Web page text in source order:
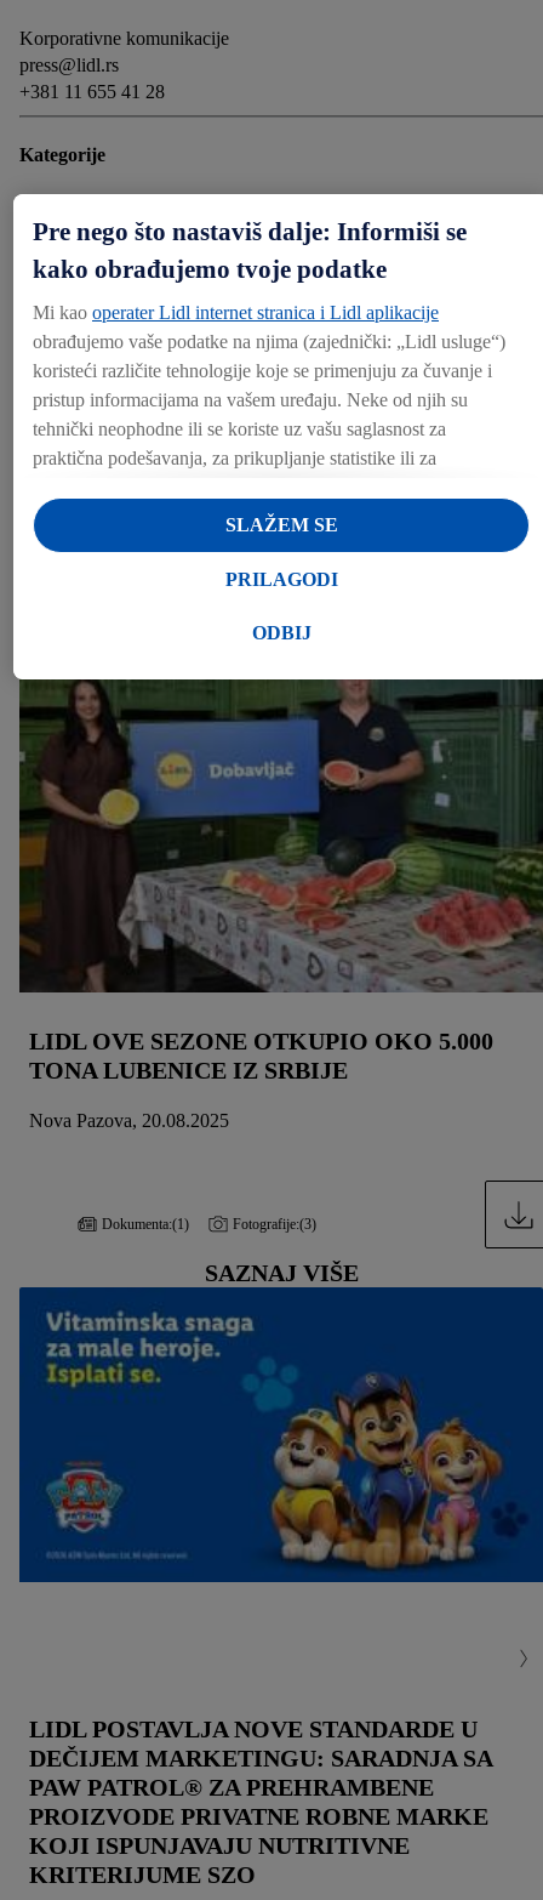
Korporativne komunikacije
press@lidl.rs
+381 11 655 41 28
Kategorije
Preuzmi
PREUZMI (17.48 MB)
Podeli
DRUGI MEDIJI
Press materijali (1)
LIDL OVE SEZONE OTKUPIO OKO 5.000
TONA LUBENICE IZ SRBIJE
Nova Pazova, 20.08.2025
Dokumenta:(1) Fotografije:(3)
SAZNAJ VIŠE
LIDL POSTAVLJA NOVE STANDARDE U
DEČIJEM MARKETINGU: SARADNJA SA
PAW PATROL® ZA PREHRAMBENE
PROIZVODE PRIVATNE ROBNE MARKE
KOJI ISPUNJAVAJU NUTRITIVNE
KRITERIJUME SZO
Pre nego što nastaviš dalje: Informiši se
kako obrađujemo tvoje podatke
Mi kao operater Lidl internet stranica i Lidl aplikacije
obrađujemo vaše podatke na njima (zajednički: „Lidl usluge“)
koristeći različite tehnologije koje se primenjuju za čuvanje i
pristup informacijama na vašem uređaju. Neke od njih su
tehnički neophodne ili se koriste uz vašu saglasnost za
praktična podešavanja, za prikupljanje statistike ili za
ste korisnik Lidl Plus aplikacije, podaci o vašem ponašanju
prilikom kupovine u prodavnici takođe će biti obrađeni u
dodatne informacije o obradi podataka, te u skladu sa tim
Klikom na „Odbij“, možete dozvoliti upotrebu samo
neophodnih tehnologija. Klikom na „Slažem se“, pristajete na
svu obradu za sve gore navedene svrhe. Više informacija,
uključujući period čuvanja podataka, kao i pravo na povlačenje
pristanka imate u bilo kom trenutku i važi će za budućnost,
možete pronaći u našoj politici privatnosti
Izjave možete
pronaći ovde.
ODBIJ
PRILAGODI
SLAŽEM SE